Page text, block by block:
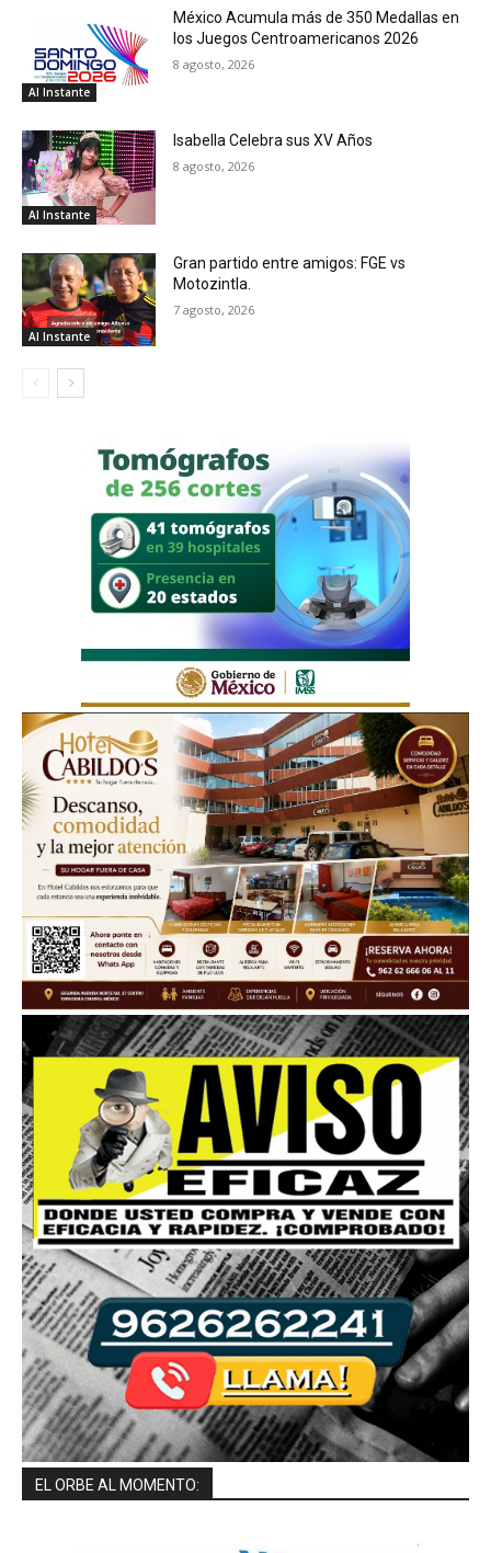
Al Instante
México Acumula más de 350 Medallas en
los Juegos Centroamericanos 2026
8 agosto, 2026
Al Instante
Isabella Celebra sus XV Años
8 agosto, 2026
Al Instante
Gran partido entre amigos: FGE vs
Motozintla.
7 agosto, 2026
EL ORBE AL MOMENTO: